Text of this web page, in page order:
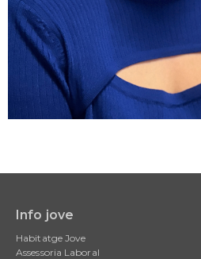
navigation
Info jove
Habitatge Jove
Assessoria Laboral